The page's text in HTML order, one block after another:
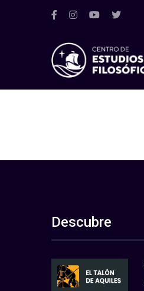
Descubre